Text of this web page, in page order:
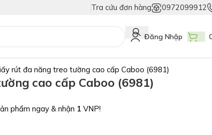
Duy Nhất Chỉ Có Tem Vân Niêm Phong - Bảo Vệ Tuyệt Đối Hàng
Tra cứu đơn hàng 0972099912
Đăng Nhập
rút đa năng treo tường cao cấp Caboo (6981)
cao cấp Caboo (6981)
phẩm ngay & nhận 1 VNP!